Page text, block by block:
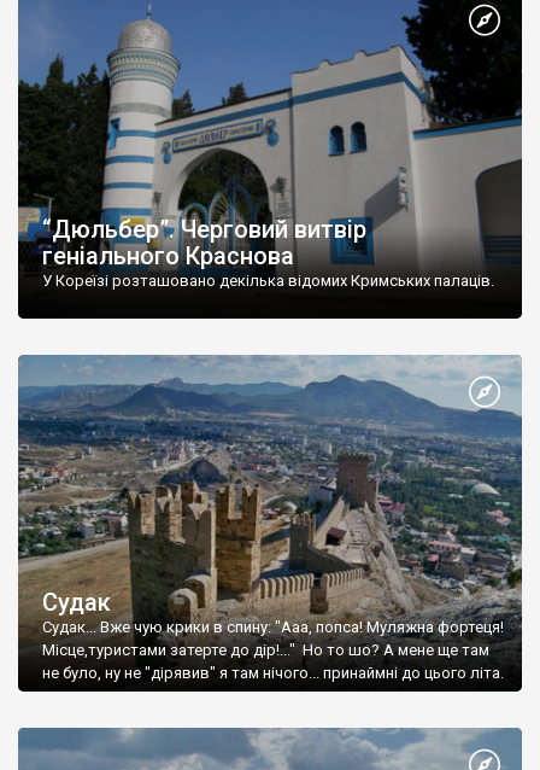
“Дюльбер”. Черговий витвір
геніального Краснова
У Кореїзі розташовано декілька відомих Кримських палаців.
Судак
Судак... Вже чую крики в спину: "Ааа, попса! Муляжна фортеця!
Місце,туристами затерте до дір!..." Но то шо? А мене ще там
не було, ну не "дірявив" я там нічого... принаймні до цього літа.